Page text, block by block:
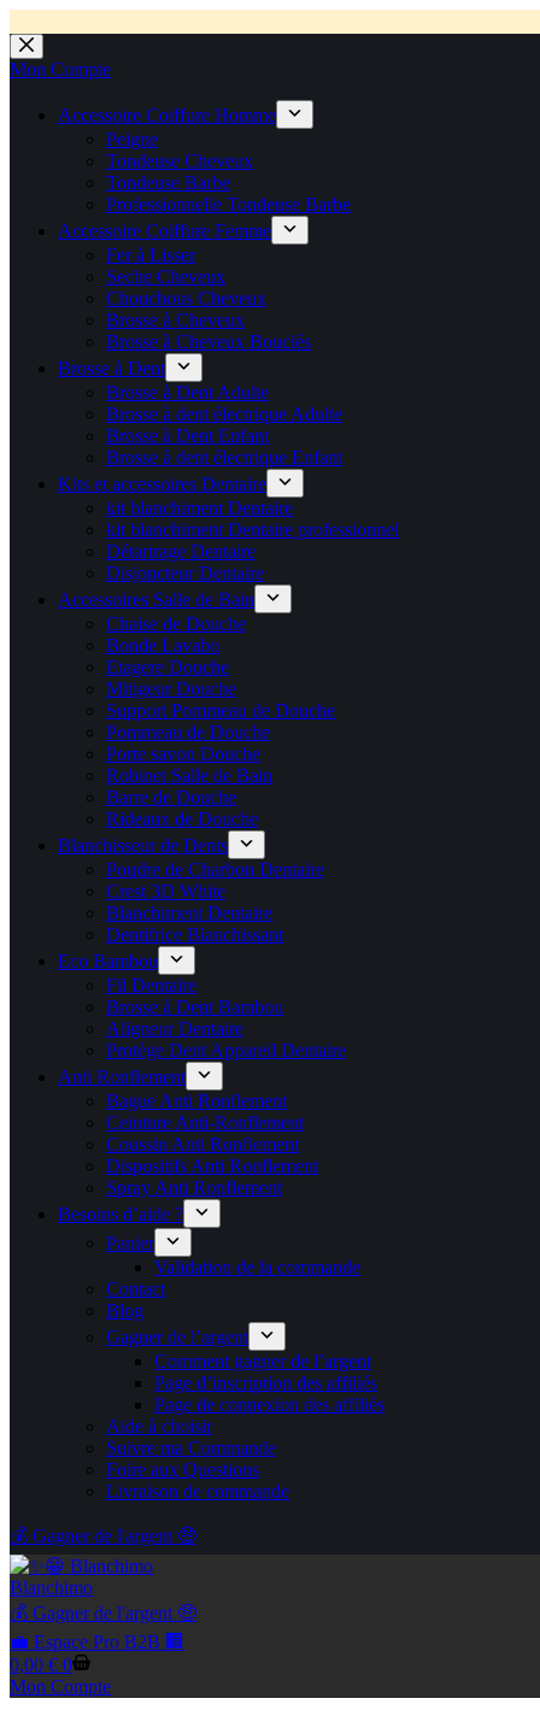
Passer
au
Mon Compte
Accessoire Coiffure Homme
Peigne
Tondeuse Cheveux
Tondeuse Barbe
Professionnelle Tondeuse Barbe
Accessoire Coiffure Femme
Fer à Lisser
Seche Cheveux
Chouchous Cheveux
Brosse à Cheveux
Brosse à Cheveux Bouclés
Brosse à Dent
Brosse à Dent Adulte
Brosse à dent électrique Adulte
Brosse à Dent Enfant
Brosse à dent électrique Enfant
Kits et accessoires Dentaire
kit blanchiment Dentaire
kit blanchiment Dentaire professionnel
Détartrage Dentaire
Disjoncteur Dentaire
Accessoires Salle de Bain
Chaise de Douche
Bonde Lavabo
Etagere Douche
Mitigeur Douche
Support Pommeau de Douche
Pommeau de Douche
Porte savon Douche
Robinet Salle de Bain
Barre de Douche
Rideaux de Douche
Blanchisseur de Dents
Poudre de Charbon Dentaire
Crest 3D White
Blanchiment Dentaire
Dentifrice Blanchissant
Eco Bambou
Fil Dentaire
Brosse à Dent Bambou
Aligneur Dentaire
Protège Dent Appareil Dentaire
Anti Ronflement
Bague Anti Ronflement
Ceinture Anti-Ronflement
Coussin Anti Ronflement
Dispositifs Anti Ronflement
Spray Anti Ronflement
Besoins d’aide ?
Panier
Validation de la commande
Contact
Blog
Gagner de l’argent
Comment gagner de l’argent
Page d’inscription des affiliés
Page de connexion des affiliés
Aide à choisir
Suivre ma Commande
Foire aux Questions
Livraison de commande
💰 Gagner de l'argent 🤑
Blanchimo
💰 Gagner de l'argent 🤑
💼 Espace Pro B2B 🏢
Panier
d’achat
0,00 € 0
Mon Compte